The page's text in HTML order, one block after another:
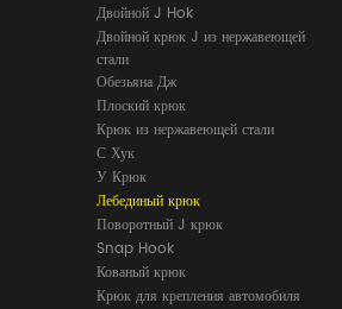
Двойной J Hok
Двойной крюк J из нержавеющей
стали
Обезьяна Дж
Плоский крюк
Крюк из нержавеющей стали
С Хук
У Крюк
Лебединый крюк
Поворотный J крюк
Snap Hook
Кованый крюк
Крюк для крепления автомобиля